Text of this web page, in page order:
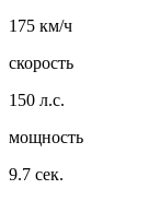
175 км/ч
скорость
150 л.с.
мощность
9.7 сек.